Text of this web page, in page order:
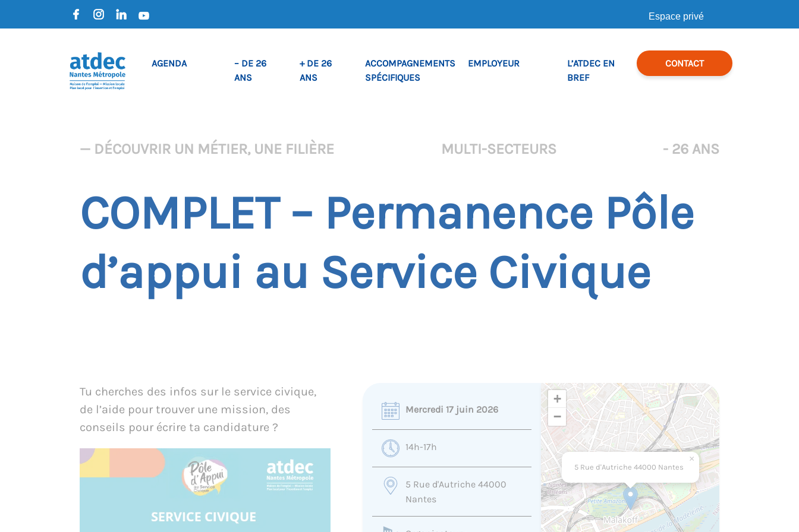
Espace privé
AGENDA
– DE 26
ANS
+ DE 26
ANS
ACCOMPAGNEMENTS
SPÉCIFIQUES
EMPLOYEUR
L’ATDEC EN
BREF
CONTACT
— DÉCOUVRIR UN MÉTIER, UNE FILIÈRE MULTI-SECTEURS - 26 ANS
COMPLET – Permanence Pôle
d’appui au Service Civique
Tu cherches des infos sur le service civique,
de l’aide pour trouver une mission, des
conseils pour écrire ta candidature ?
Mercredi 17 juin 2026
14h-17h
5 Rue d'Autriche 44000
Nantes
5 Rue d'Autriche 44000 Nantes
×
+
−